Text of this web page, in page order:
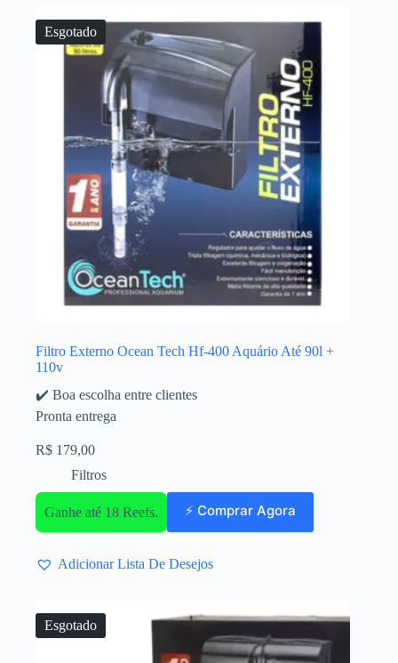
Esgotado
Filtro Externo Ocean Tech Hf-400 Aquário Até 90l +
110v
✔️ Boa escolha entre clientes
Pronta entrega
R$ 179,00
Filtros
Ganhe até 18 Reefs. ⚡ Comprar Agora
Adicionar Lista De Desejos
Esgotado